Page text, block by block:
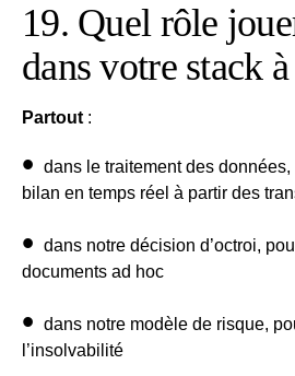
19. Quel rôle
dans votre stack
Partout :
dans le traitement des données,
bilan en temps réel à partir des
dans notre décision d’octroi,
documents ad hoc
dans notre modèle de risque,
l’insolvabilité